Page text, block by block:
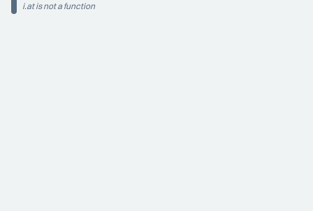
i.at is not a function